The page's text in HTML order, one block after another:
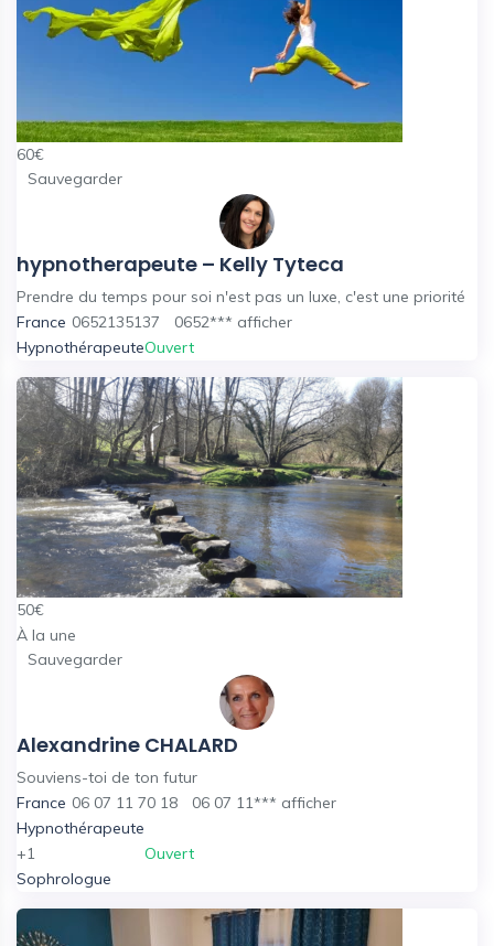
60€
Sauvegarder
hypnotherapeute – Kelly Tyteca
Prendre du temps pour soi n'est pas un luxe, c'est une priorité
France 0652135137 0652*** afficher
HypnothérapeuteOuvert
50€
À la une
Sauvegarder
Alexandrine CHALARD
Souviens-toi de ton futur
France 06 07 11 70 18 06 07 11*** afficher
Hypnothérapeute
+1
Sophrologue
Ouvert